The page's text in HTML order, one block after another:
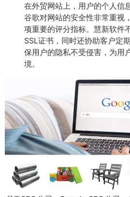
在外贸网站上，用户的个人信
谷歌对网站的安全性非常重视
项重要的评分指标。慧新软件
SSL证书，同时还协助客户定
保用户的隐私不受侵害，为用
境。